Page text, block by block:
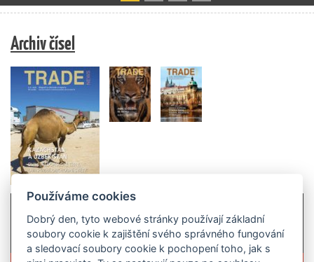
Archiv čísel
Používáme cookies
Dobrý den, tyto webové stránky používají základní
soubory cookie k zajištění svého správného fungování
a sledovací soubory cookie k pochopení toho, jak s